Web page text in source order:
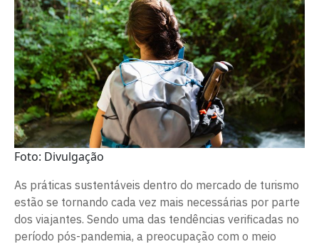
Foto: Divulgação
As práticas sustentáveis dentro do mercado de turismo
estão se tornando cada vez mais necessárias por parte
dos viajantes. Sendo uma das tendências verificadas no
período pós-pandemia, a preocupação com o meio